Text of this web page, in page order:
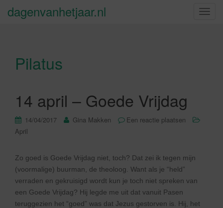
S
dagenvanhetjaar.nl
Pilatus
14 april – Goede Vrijdag
14/04/2017 Gina Makken
Een reactie plaatsen
April
Zo goed is Goede Vrijdag niet, toch? Dat zei ik tegen mijn
(voormalige) buurman, de theoloog. Want als je “held”
verraden en gekruisigd wordt kun je toch niet spreken van
een Goede Vrijdag? Hij legde me uit dat vanuit Pasen
teruggezien het “goed” was dat Jezus gestorven is. Hij, het